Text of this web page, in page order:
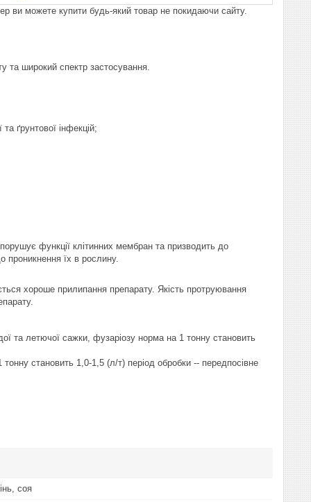
ви можете купити будь-який товар не покидаючи сайту.
та широкий спектр застосування.
ґрунтової інфекцій;
функції клітинних мембран та призводить до
проникнення їх в рослину.
хороше прилипання препарату. Якість протруювання
та летючої сажки, фузаріозу норма на 1 тонну становить
становить 1,0-1,5 (л/т) період обробки -- передпосівне
соя